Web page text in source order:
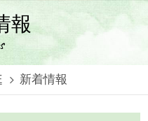
報
新着情報